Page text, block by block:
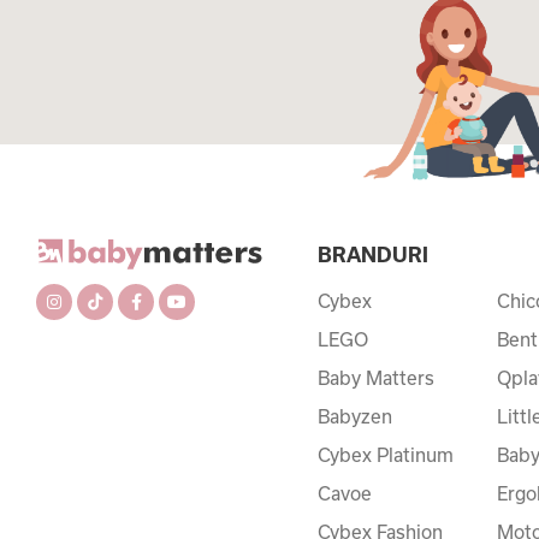
BRANDURI
Cybex
LEGO
Baby Matters
Babyzen
Cybex Platinum
Cavoe
Cybex Fashion